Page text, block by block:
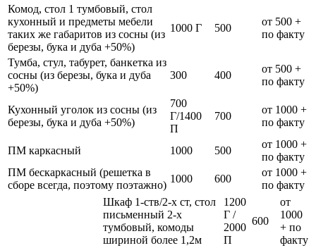
Комод, стол 1 тумбовый, стол
кухонный и предметы мебели
таких же габаритов из сосны (из
березы, бука и дуба +50%)
1000 Г 500
от 500 +
по факту
Тумба, стул, табурет, банкетка из
сосны (из березы, бука и дуба
+50%)
300 400
от 500 +
по факту
Кухонный уголок из сосны (из
березы, бука и дуба +50%)
700
Г/1400
П
700
от 1000 +
по факту
ПМ каркасный 1000 500
от 1000 +
по факту
ПМ бескаркасный (решетка в
сборе всегда, поэтому поэтажно)
1000 600
от 1000 +
по факту
Шкаф 1-ств/2-х ст, стол
письменный 2-х
тумбовый, комоды
шириной более 1,2м
1200
Г /
2000
П
600
от
1000
+ по
факту